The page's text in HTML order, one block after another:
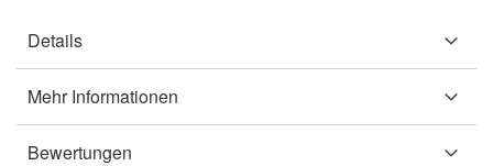
Details
Mehr Informationen
Bewertungen